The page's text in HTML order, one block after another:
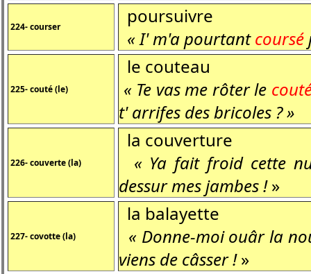
224- courser
poursuivre
« I' m'a pourtantcoursé
225- couté (le)
le couteau
« Te vas me rôter le
t' arrifes des bricoles ? »
226- couverte (la)
la couverture
« Ya fait froid cette
dessur mes jambes !»
227- covotte (la)
la balayette
« Donne-moi ouâr la
viens de câsser !»